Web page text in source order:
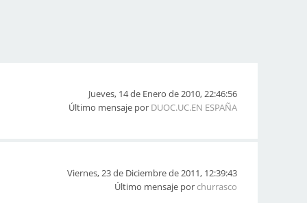
Jueves, 14 de Enero de 2010, 22:46:56
Último mensaje por DUOC.UC.EN ESPAÑA
Viernes, 23 de Diciembre de 2011, 12:39:43
Último mensaje porchurrasco